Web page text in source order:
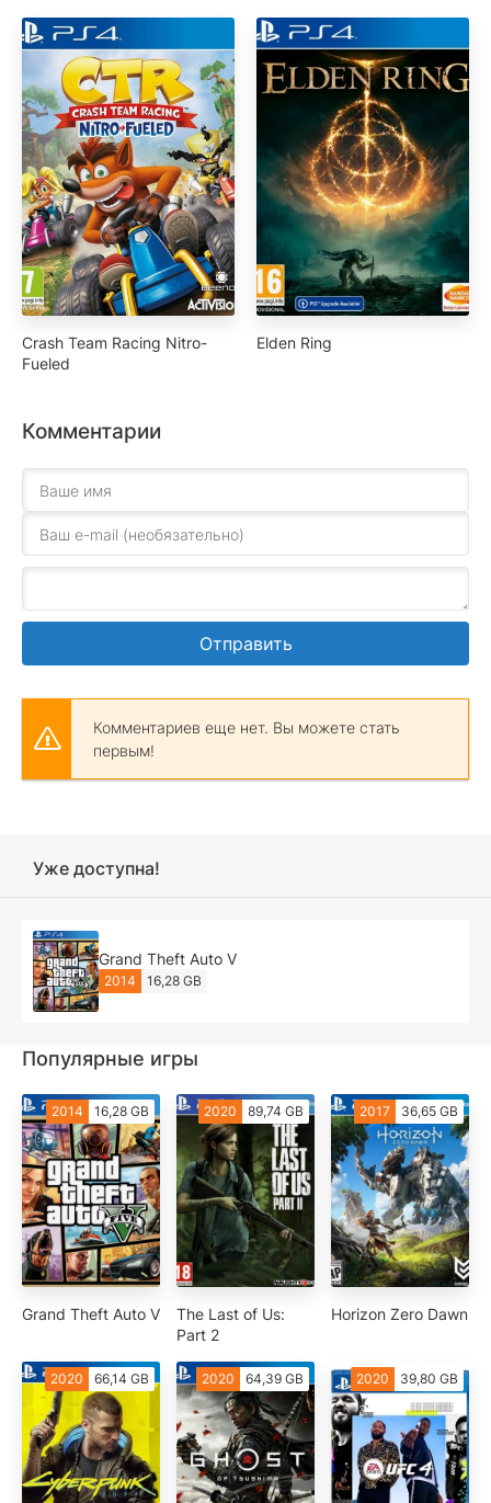
Crash Team Racing Nitro-
Fueled
Elden Ring
Комментарии
Отправить
Комментариев еще нет. Вы можете стать
первым!
Уже доступна!
Grand Theft Auto V
2014 16,28 GB
Популярные игры
2014 16,28 GB
Grand Theft Auto V
2020 89,74 GB
The Last of Us:
Part 2
2017 36,65 GB
Horizon Zero Dawn
2020 66,14 GB 2020 64,39 GB 2020 39,80 GB